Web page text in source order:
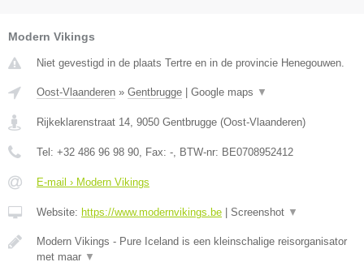
Modern Vikings
Niet gevestigd in de plaats Tertre en in de provincie Henegouwen.
Oost-Vlaanderen » Gentbrugge Google maps ▼
Rijkeklarenstraat 14, 9050 Gentbrugge (Oost-Vlaanderen)
Tel: +32 486 96 98 90, Fax: -, BTW-nr: BE0708952412
E-mail › Modern Vikings
Website: https://www.modernvikings.be Screenshot ▼
Modern Vikings - Pure Iceland is een kleinschalige reisorganisator
met maar ▼